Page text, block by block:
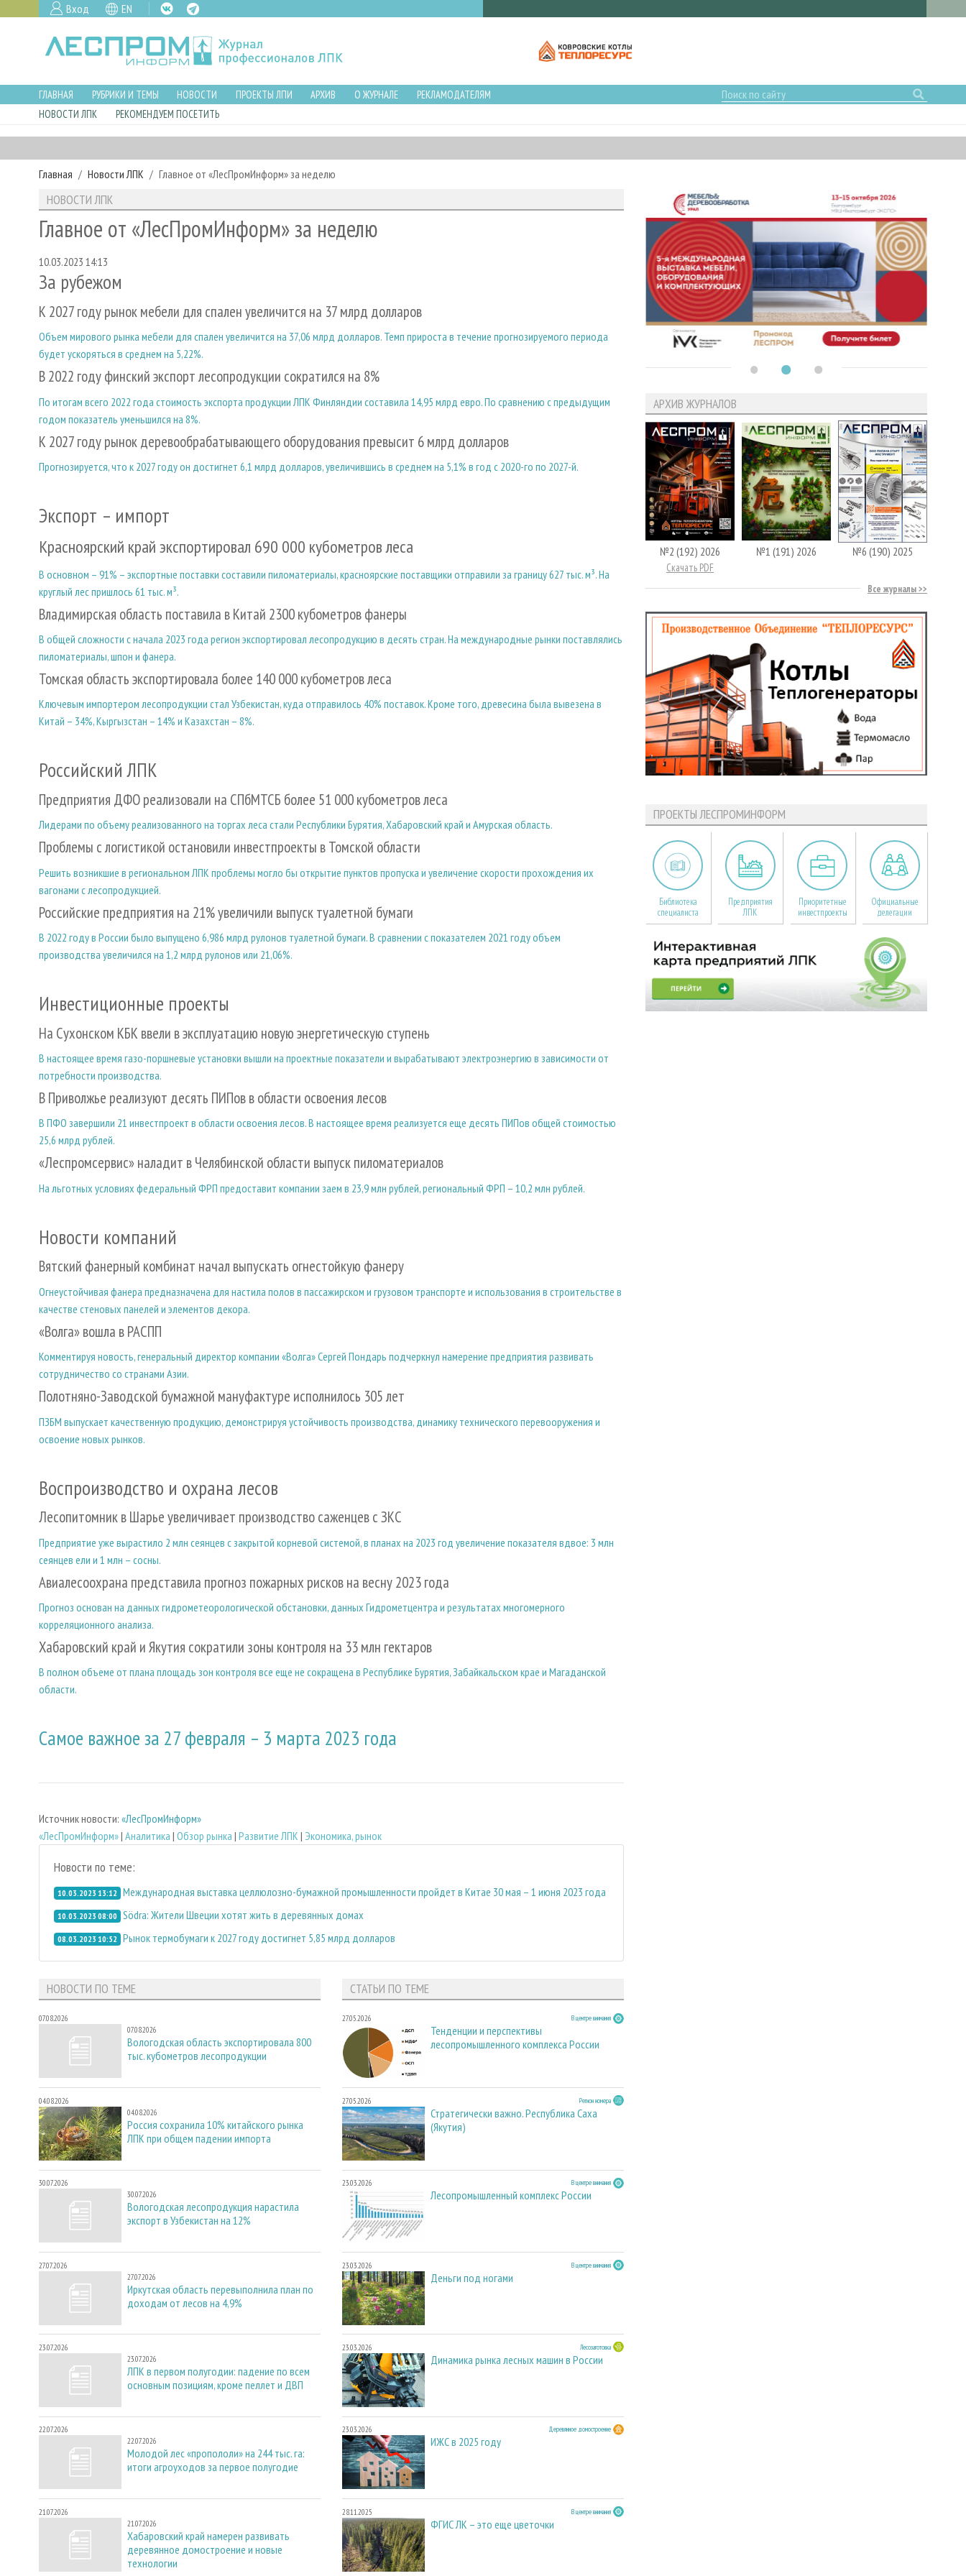
Вход EN
ГЛАВНАЯ РУБРИКИ И ТЕМЫ НОВОСТИ ПРОЕКТЫ ЛПИ АРХИВ О ЖУРНАЛЕ
РЕКЛАМОДАТЕЛЯМ
НОВОСТИ ЛПК
РЕКОМЕНДУЕМ ПОСЕТИТЬ
Главная Новости ЛПК Главное от «ЛесПромИнформ» за неделю
НОВОСТИ ЛПК
Главное от «ЛесПромИнформ» за неделю
10.03.2023 14:13
За рубежом
К 2027 году рынок мебели для спален увеличится на 37 млрд долларов
Объем мирового рынка мебели для спален увеличится на 37,06 млрд долларов. Темп прироста в течение прогнозируемого периода
будет ускоряться в среднем на 5,22%.
В 2022 году финский экспорт лесопродукции сократился на 8%
По итогам всего 2022 года стоимость экспорта продукции ЛПК Финляндии составила 14,95 млрд евро. По сравнению с предыдущим
годом показатель уменьшился на 8%.
К 2027 году рынок деревообрабатывающего оборудования превысит 6 млрд долларов
Прогнозируется, что к 2027 году он достигнет 6,1 млрд долларов, увеличившись в среднем на 5,1% в год с 2020-го по 2027-й.
Экспорт – импорт
Красноярский край экспортировал 690 000 кубометров леса
В основном – 91% – экспортные поставки составили пиломатериалы, красноярские поставщики отправили за границу 627 тыс. м³. На
круглый лес пришлось 61 тыс. м³.
Владимирская область поставила в Китай 2300 кубометров фанеры
В общей сложности с начала 2023 года регион экспортировал лесопродукцию в десять стран. На международные рынки поставлялись
пиломатериалы, шпон и фанера.
Томская область экспортировала более 140 000 кубометров леса
Ключевым импортером лесопродукции стал Узбекистан, куда отправилось 40% поставок. Кроме того, древесина была вывезена в
Китай – 34%, Кыргызстан – 14% и Казахстан – 8%.
Российский ЛПК
Предприятия ДФО реализовали на СПбМТСБ более 51 000 кубометров леса
Лидерами по объему реализованного на торгах леса стали Республики Бурятия, Хабаровский край и Амурская область.
Проблемы с логистикой остановили инвестпроекты в Томской области
Решить возникшие в региональном ЛПК проблемы могло бы открытие пунктов пропуска и увеличение скорости прохождения их
вагонами с лесопродукцией.
Российские предприятия на 21% увеличили выпуск туалетной бумаги
В 2022 году в России было выпущено 6,986 млрд рулонов туалетной бумаги. В сравнении с показателем 2021 году объем
производства увеличился на 1,2 млрд рулонов или 21,06%.
Инвестиционные проекты
На Сухонском КБК ввели в эксплуатацию новую энергетическую ступень
В настоящее время газо-поршневые установки вышли на проектные показатели и вырабатывают электроэнергию в зависимости от
потребности производства.
В Приволжье реализуют десять ПИПов в области освоения лесов
В ПФО завершили 21 инвестпроект в области освоения лесов. В настоящее время реализуется еще десять ПИПов общей стоимостью
25,6 млрд рублей.
«Леспромсервис» наладит в Челябинской области выпуск пиломатериалов
На льготных условиях федеральный ФРП предоставит компании заем в 23,9 млн рублей, региональный ФРП – 10,2 млн рублей.
Новости компаний
Вятский фанерный комбинат начал выпускать огнестойкую фанеру
Огнеустойчивая фанера предназначена для настила полов в пассажирском и грузовом транспорте и использования в строительстве в
качестве стеновых панелей и элементов декора.
«Волга» вошла в РАСПП
Комментируя новость, генеральный директор компании «Волга» Сергей Пондарь подчеркнул намерение предприятия развивать
сотрудничество со странами Азии.
Полотняно-Заводской бумажной мануфактуре исполнилось 305 лет
ПЗБМ выпускает качественную продукцию, демонстрируя устойчивость производства, динамику технического перевооружения и
освоение новых рынков.
Воспроизводство и охрана лесов
Лесопитомник в Шарье увеличивает производство саженцев с ЗКС
Предприятие уже вырастило 2 млн сеянцев с закрытой корневой системой, в планах на 2023 год увеличение показателя вдвое: 3 млн
сеянцев ели и 1 млн – сосны.
Авиалесоохрана представила прогноз пожарных рисков на весну 2023 года
Прогноз основан на данных гидрометеорологической обстановки, данных Гидрометцентра и результатах многомерного
корреляционного анализа.
Хабаровский край и Якутия сократили зоны контроля на 33 млн гектаров
В полном объеме от плана площадь зон контроля все еще не сокращена в Республике Бурятия, Забайкальском крае и Магаданской
области.
Самое важное за 27 февраля – 3 марта 2023 года
Источник новости: «ЛесПромИнформ»
«ЛесПромИнформ»| Аналитика | Обзор рынка | Развитие ЛПК | Экономика, рынок
Новости по теме:
10.03.2023 13:12 Международная выставка целлюлозно-бумажной промышленности пройдет в Китае 30 мая – 1 июня 2023 года
10.03.2023 08:00 Södra: Жители Швеции хотят жить в деревянных домах
08.03.2023 10:52 Рынок термобумаги к 2027 году достигнет 5,85 млрд долларов
НОВОСТИ ПО ТЕМЕ
07.08.2026
07.08.2026
Вологодская область экспортировала 800
тыс. кубометров лесопродукции
04.08.2026
04.08.2026
Россия сохранила 10% китайского рынка
ЛПК при общем падении импорта
30.07.2026
30.07.2026
Вологодская лесопродукция нарастила
экспорт в Узбекистан на 12%
27.07.2026
27.07.2026
Иркутская область перевыполнила план по
доходам от лесов на 4,9%
23.07.2026
23.07.2026
ЛПК в первом полугодии: падение по всем
основным позициям, кроме пеллет и ДВП
22.07.2026
22.07.2026
Молодой лес «пропололи» на 244 тыс. га:
итоги агроуходов за первое полугодие
21.07.2026
21.07.2026
Хабаровский край намерен развивать
деревянное домостроение и новые
технологии
СТАТЬИ ПО ТЕМЕ
27.05.2026 В центре внимания
Тенденции и перспективы
лесопромышленного комплекса России
27.05.2026 Регион номера
Стратегически важно. Республика Саха
(Якутия)
23.03.2026 В центре внимания
Лесопромышленный комплекс России
23.03.2026 В центре внимания
Деньги под ногами
23.03.2026 Лесозаготовка
Динамика рынка лесных машин в России
23.03.2026 Деревянное домостроение
ИЖС в 2025 году
28.11.2025 В центре внимания
ФГИС ЛК – это еще цветочки
АРХИВ ЖУРНАЛОВ
№2 (192) 2026
Скачать PDF
№1 (191) 2026 №6 (190) 2025
Все журналы
ПРОЕКТЫ ЛЕСПРОМИНФОРМ
Библиотека
специалиста
Предприятия
ЛПК
Приоритетные
инвестпроекты
Официальные
делегации